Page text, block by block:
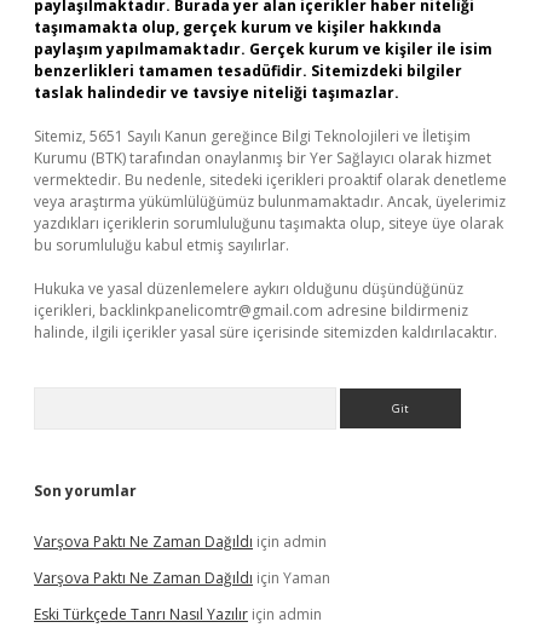
paylaşılmaktadır. Burada yer alan içerikler haber niteliği
taşımamakta olup, gerçek kurum ve kişiler hakkında
paylaşım yapılmamaktadır. Gerçek kurum ve kişiler ile isim
benzerlikleri tamamen tesadüfidir. Sitemizdeki bilgiler
taslak halindedir ve tavsiye niteliği taşımazlar.
Sitemiz, 5651 Sayılı Kanun gereğince Bilgi Teknolojileri ve İletişim
Kurumu (BTK) tarafından onaylanmış bir Yer Sağlayıcı olarak hizmet
vermektedir. Bu nedenle, sitedeki içerikleri proaktif olarak denetleme
veya araştırma yükümlülüğümüz bulunmamaktadır. Ancak, üyelerimiz
yazdıkları içeriklerin sorumluluğunu taşımakta olup, siteye üye olarak
bu sorumluluğu kabul etmiş sayılırlar.
Hukuka ve yasal düzenlemelere aykırı olduğunu düşündüğünüz
içerikleri, backlinkpanelicomtr@gmail.com adresine bildirmeniz
halinde, ilgili içerikler yasal süre içerisinde sitemizden kaldırılacaktır.
Son yorumlar
Varşova Paktı Ne Zaman Dağıldı için admin
Varşova Paktı Ne Zaman Dağıldı için Yaman
Eski Türkçede Tanrı Nasıl Yazılır için admin